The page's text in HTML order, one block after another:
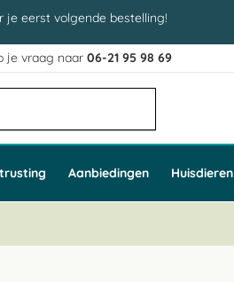
je eerst volgende bestelling!
je vraag naar06-21 95 98 69
Aanbiedingen Huisdieren